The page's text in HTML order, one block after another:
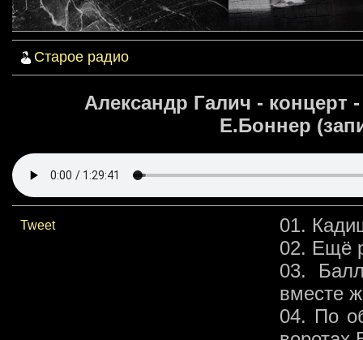
Старое радио
Александр Галич - концерт
Е.Боннер
Tweet
01.
02. Ещё
03.
вместе
04. По